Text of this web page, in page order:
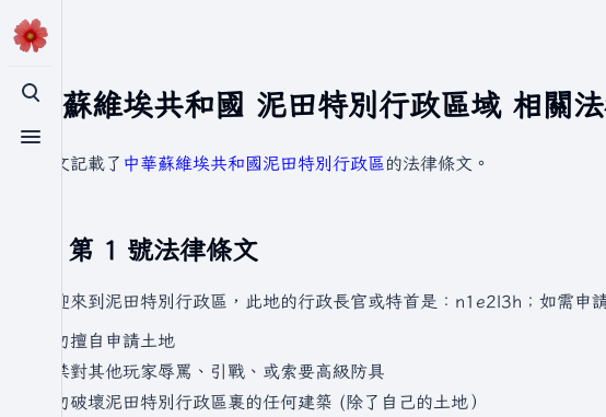
切換搜尋
切換選單
中華蘇維埃共和國 泥田特別行政區域 相關
本文記載了 中華蘇維埃共和國泥田特別行政區 的法律條文。
第 1 號法律條文
歡迎來到泥田特別行政區，此地的行政長官或特首是：n1e2l3h；如需申
請勿擅自申請土地
嚴禁對其他玩家辱罵、引戰、或索要高級防具
請勿破壞泥田特別行政區裏的任何建築 (除了自己的土地）